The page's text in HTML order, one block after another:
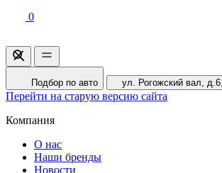
0
Подбор по авто ул. Рогожский вал,
Перейти на старую версию сайта
Компания
О нас
Наши бренды
Новости